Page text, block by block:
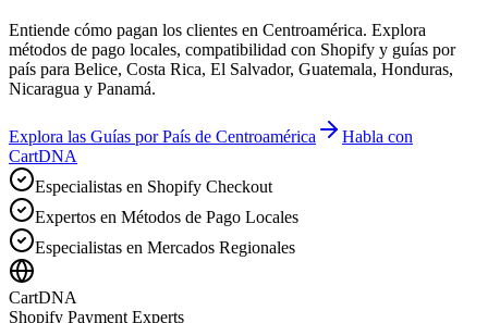
Entiende cómo pagan los clientes en Centroamérica. Explora
métodos de pago locales, compatibilidad con Shopify y guías por
país para Belice, Costa Rica, El Salvador, Guatemala, Honduras,
Nicaragua y Panamá.
Explora las Guías por País de Centroamérica
Habla con
CartDNA
Especialistas en Shopify Checkout
Expertos en Métodos de Pago Locales
Especialistas en Mercados Regionales
CartDNA
Shopify Payment Experts